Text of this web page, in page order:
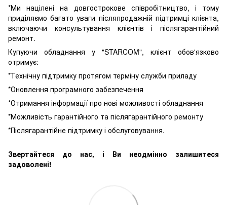
*Ми націлені на довгострокове співробітництво, і тому
приділяємо багато уваги післяпродажній підтримці клієнта,
включаючи консультування клієнтів і післягарантійний
ремонт.
Купуючи обладнання у "STARCOM", клієнт обов'язково
отримує:
*Технічну підтримку протягом терміну служби приладу
*Оновлення програмного забезпечення
*Отримання інформації про нові можливості обладнання
*Можливість гарантійного та післягарантійного ремонту
*Післягарантійне підтримку і обслуговування.
Звертайтеся до нас, і Ви неодмінно залишитеся
задоволені!